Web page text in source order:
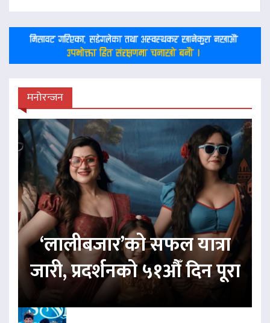
मनोरन्जन
‘लालीबजार’को सफल यात्रा
जारी, प्रदर्शनको ५१औँ दिन पूरा